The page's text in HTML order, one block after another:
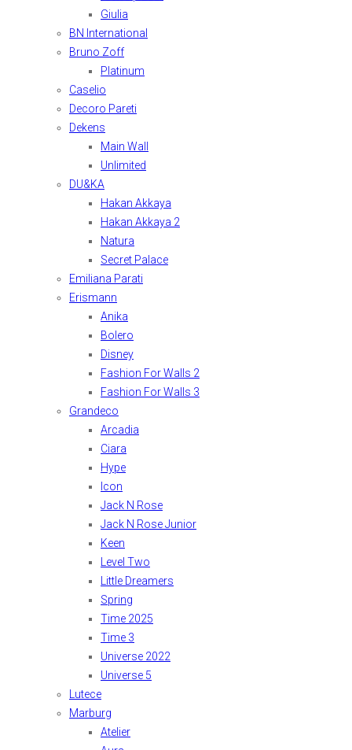
Giulia
BN International
Bruno Zoff
Platinum
Caselio
Decoro Pareti
Dekens
Main Wall
Unlimited
DU&KA
Hakan Akkaya
Hakan Akkaya 2
Natura
Secret Palace
Emiliana Parati
Erismann
Anika
Bolero
Disney
Fashion For Walls 2
Fashion For Walls 3
Grandeco
Arcadia
Ciara
Hype
Icon
Jack N Rose
Jack N Rose Junior
Keen
Level Two
Little Dreamers
Spring
Time 2025
Time 3
Universe 2022
Universe 5
Lutece
Marburg
Atelier